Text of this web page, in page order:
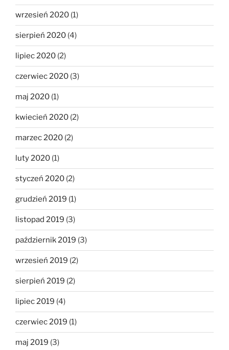
wrzesień 2020 (1)
sierpień 2020 (4)
lipiec 2020 (2)
czerwiec 2020 (3)
maj 2020 (1)
kwiecień 2020 (2)
marzec 2020 (2)
luty 2020 (1)
styczeń 2020 (2)
grudzień 2019 (1)
listopad 2019 (3)
październik 2019 (3)
wrzesień 2019 (2)
sierpień 2019 (2)
lipiec 2019 (4)
czerwiec 2019 (1)
maj 2019 (3)